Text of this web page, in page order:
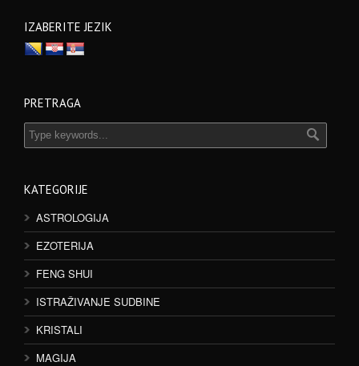
IZABERITE JEZIK
PRETRAGA
KATEGORIJE
ASTROLOGIJA
EZOTERIJA
FENG SHUI
ISTRAŽIVANJE SUDBINE
KRISTALI
MAGIJA